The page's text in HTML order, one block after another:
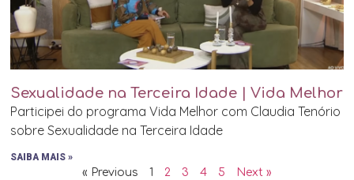
Sexualidade na Terceira Idade | Vida Melhor
Participei do programa Vida Melhor com Claudia Tenório
sobre Sexualidade na Terceira Idade
SAIBA MAIS »
« Previous 1 2 3 4 5 Next »